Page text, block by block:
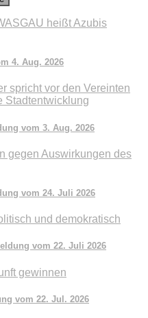
heißt Azubis
4. Aug. 2026
spricht vor den Vereinten
Stadtentwicklung
vom 3. Aug. 2026
gegen Auswirkungen des
vom 24. Juli 2026
und demokratisch
vom 22. Juli 2026
gewinnen
vom 22. Jul. 2026